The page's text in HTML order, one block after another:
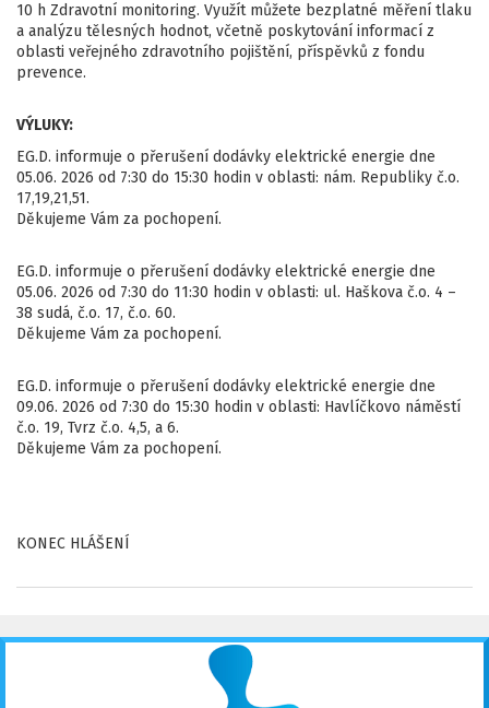
10 h Zdravotní monitoring. Využít můžete bezplatné měření tlaku
a analýzu tělesných hodnot, včetně poskytování informací z
oblasti veřejného zdravotního pojištění, příspěvků z fondu
prevence.
VÝLUKY:
EG.D. informuje o přerušení dodávky elektrické energie dne
05.06. 2026 od 7:30 do 15:30 hodin v oblasti: nám. Republiky č.o.
17,19,21,51.
Děkujeme Vám za pochopení.
EG.D. informuje o přerušení dodávky elektrické energie dne
05.06. 2026 od 7:30 do 11:30 hodin v oblasti: ul. Haškova č.o. 4 –
38 sudá, č.o. 17, č.o. 60.
Děkujeme Vám za pochopení.
EG.D. informuje o přerušení dodávky elektrické energie dne
09.06. 2026 od 7:30 do 15:30 hodin v oblasti: Havlíčkovo náměstí
č.o. 19, Tvrz č.o. 4,5, a 6.
Děkujeme Vám za pochopení.
KONEC HLÁŠENÍ